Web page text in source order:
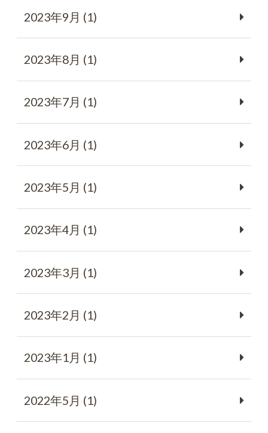
2023年9月 (1)
2023年8月 (1)
2023年7月 (1)
2023年6月 (1)
2023年5月 (1)
2023年4月 (1)
2023年3月 (1)
2023年2月 (1)
2023年1月 (1)
2022年5月 (1)